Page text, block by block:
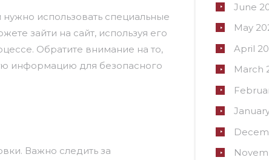
использовать специальные
зайти на сайт, используя его
Обратите внимание на то,
информацию для безопасного
Важно следить за
June
May
April
March